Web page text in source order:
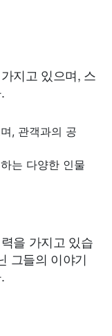
지고 있으며, 스
, 관객과의 공
는 다양한 인물
을 가지고 있습
그들의 이야기